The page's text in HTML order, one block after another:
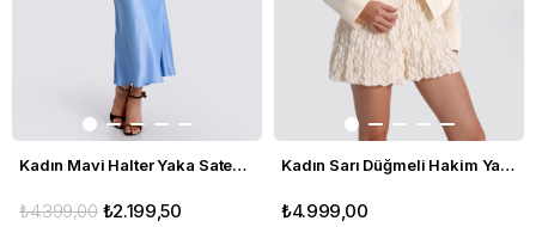
Kadın Mavi Halter Yaka Saten Midi Boy Elbise
₺2.199,50
₺4.399,00
Kadın Sarı Düğmeli Hakim Yaka Blazer
₺4.999,00